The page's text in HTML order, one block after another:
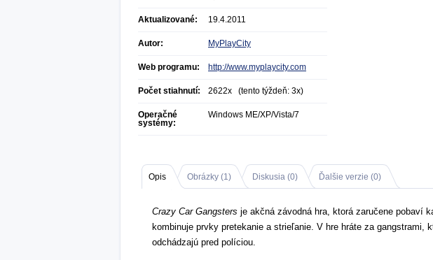
Aktualizované: 19.4.2011
Autor: MyPlayCity
Web programu: http://www.myplaycity.com
Počet stiahnutí: 2622x (tento týždeň: 3x)
Operačné
systémy:
Windows ME/XP/Vista/7
Opis Obrázky (1) Diskusia (0) Ďalšie verzie (0)
Crazy Car Gangsters je akčná závodná hra, ktorá zaručene pobaví
kombinuje prvky pretekanie a strieľanie. V hre hráte za gangstrami,
odchádzajú pred políciou.